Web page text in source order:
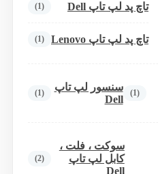
تاچ پد لپ تاپ Dell (1)
تاچ پد لپ تاپ Lenovo (1)
(1)
سنسور لپ تاپ
Dell
(1)
سوکت ، فلت ،
کابل لپ تاپ
Dell
(2)